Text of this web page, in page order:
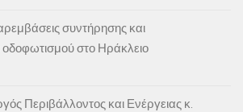
συντήρησης και
στο Ηράκλειο
Περιβάλλοντος και Ενέργειας κ.